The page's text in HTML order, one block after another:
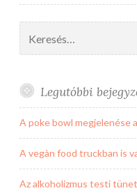
Legutóbbi
A poke bowl megjelenése
A vegàn food truckban is
Az alkoholizmus testi